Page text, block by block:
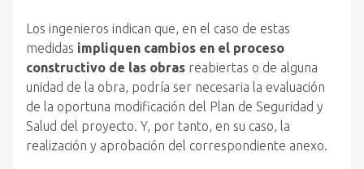
Los ingenieros indican que, en el caso de estas
medidas impliquen cambios en el proceso
constructivo de las obras reabiertas o de alguna
unidad de la obra, podría ser necesaria la evaluación
de la oportuna modificación del Plan de Seguridad y
Salud del proyecto. Y, por tanto, en su caso, la
realización y aprobación del correspondiente anexo.